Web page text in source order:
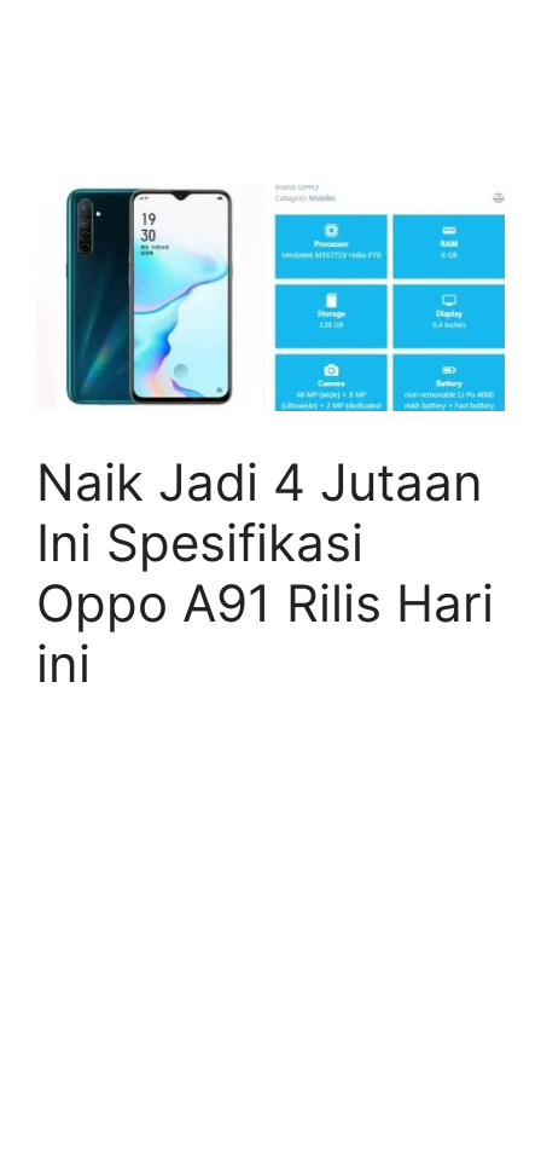
Naik Jadi 4 Jutaan
Ini Spesifikasi
Oppo A91 Rilis Hari
ini